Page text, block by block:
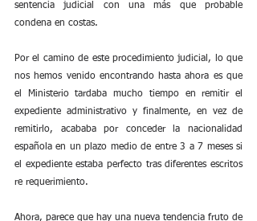
sentencia judicial con una más que probable
condena en costas.
Por el camino de este procedimiento judicial, lo que
nos hemos venido encontrando hasta ahora es que
el Ministerio tardaba mucho tiempo en remitir el
expediente administrativo y finalmente, en vez de
remitirlo, acababa por conceder la nacionalidad
española en un plazo medio de entre 3 a 7 meses si
el expediente estaba perfecto tras diferentes escritos
re requerimiento.
Ahora, parece que hay una nueva tendencia fruto de